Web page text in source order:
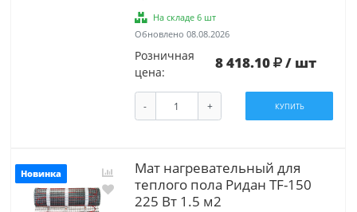
На складе 6 шт
Обновлено 08.08.2026
Розничная
цена:
8 418.10 / шт
- + КУПИТЬ
Новинка
Мат нагревательный для
теплого пола Ридан TF-150
225 Вт 1.5 м2